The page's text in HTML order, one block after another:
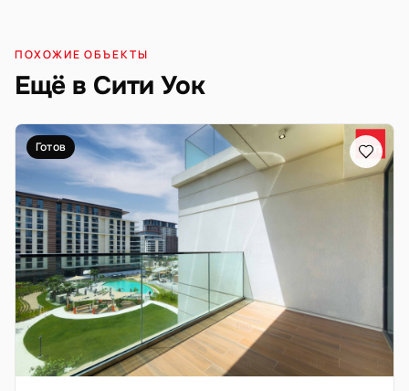
ПОХОЖИЕ ОБЪЕКТЫ
Ещё в Сити Уок
Готов